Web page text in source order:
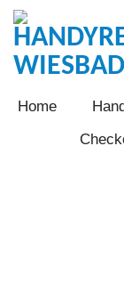
Zum
Inhalt
springen
Home